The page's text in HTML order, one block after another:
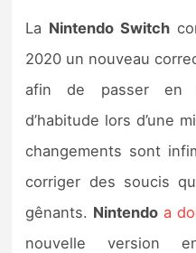
Tests de jeux
Tests
Autres tests
Previews
Précommandes
La Nintendo Switch
2020 un nouveau
afin de passer
d’habitude lors d’une
changements sont
corriger des soucis
gênants. Nintendo a
nouvelle version